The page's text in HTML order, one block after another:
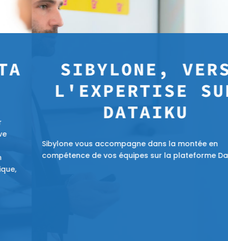
SIBYLONE, VERS
L'EXPERTISE SUR
DATAIKU
Sibylone vous accompagne dans la montée en
compétence de vos équipes sur la plateforme Dataiku.